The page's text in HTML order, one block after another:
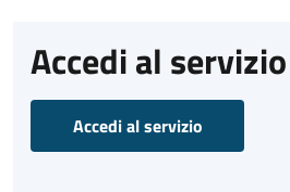
Accedi al servizio
Accedi al servizio